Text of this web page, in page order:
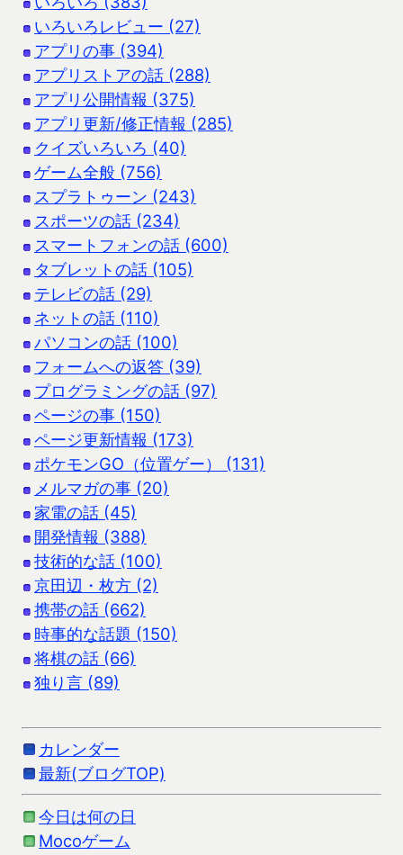
いろいろレビュー (27)
アプリの事 (394)
アプリストアの話 (288)
アプリ公開情報 (375)
アプリ更新/修正情報 (285)
クイズいろいろ (40)
ゲーム全般 (756)
スプラトゥーン (243)
スポーツの話 (234)
スマートフォンの話 (600)
タブレットの話 (105)
テレビの話 (29)
ネットの話 (110)
パソコンの話 (100)
フォームへの返答 (39)
プログラミングの話 (97)
ページの事 (150)
ページ更新情報 (173)
ポケモンGO（位置ゲー） (131)
メルマガの事 (20)
家電の話 (45)
開発情報 (388)
技術的な話 (100)
京田辺・枚方 (2)
携帯の話 (662)
時事的な話題 (150)
将棋の話 (66)
独り言 (89)
カレンダー
最新(ブログTOP)
今日は何の日
Mocoゲーム